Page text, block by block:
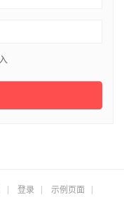
登录
示例页面